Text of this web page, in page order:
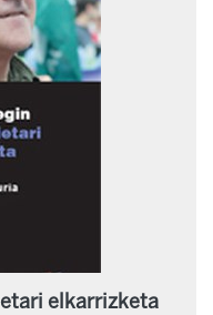
elkarrizketa